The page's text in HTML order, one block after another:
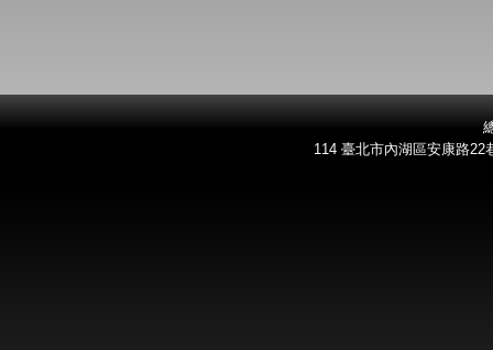
114 臺北市內湖區安康路22